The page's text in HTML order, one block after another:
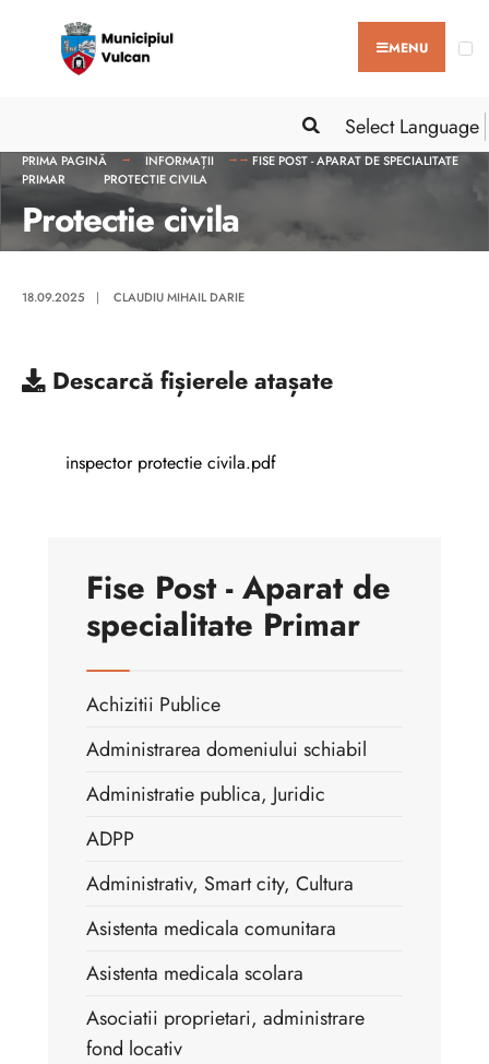
MENU
Select Language
PRIMA PAGINĂ INFORMAȚII
FISE POST - APARAT DE SPECIALITATE
PRIMAR
PROTECTIE CIVILA
Protectie civila
18.09.2025 | CLAUDIU MIHAIL DARIE
Descarcă fișierele atașate
inspector protectie civila.pdf
Fise Post - Aparat de
specialitate Primar
Achizitii Publice
Administrarea domeniului schiabil
Administratie publica, Juridic
ADPP
Administrativ, Smart city, Cultura
Asistenta medicala comunitara
Asistenta medicala scolara
Asociatii proprietari, administrare
fond locativ